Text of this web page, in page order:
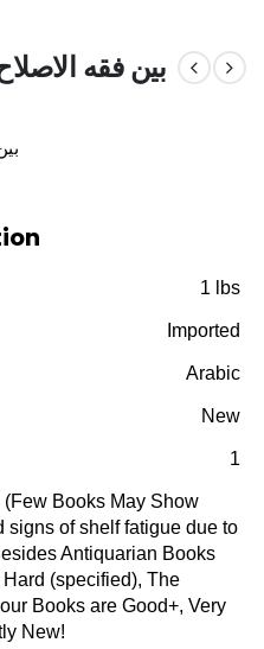
بين فقه
1 lbs
Imported
Arabic
New
1
(Few Books May Show
signs of shelf fatigue due to
Antiquarian Books
(specified), The
Books are Good+, Very
New!